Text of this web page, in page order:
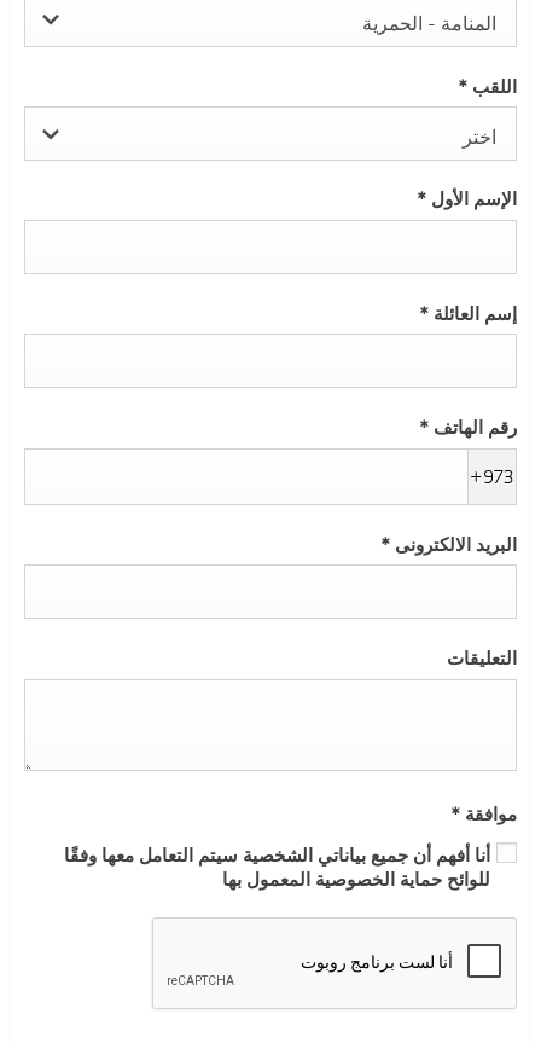
المنامة - الحمرية
اللقب *
اختر
الإسم الأول *
إسم العائلة *
رقم الهاتف *
+973
البريد الالكترونى *
التعليقات
موافقة *
أنا أفهم أن جميع بياناتي الشخصية سيتم التعامل معها وفقًا
للوائح حماية الخصوصية المعمول بها